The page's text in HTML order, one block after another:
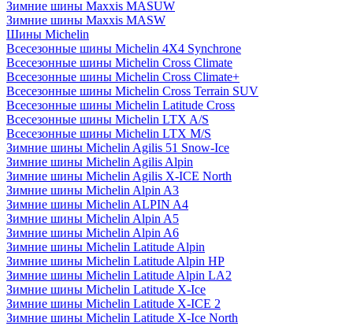
Зимние шины Maxxis MASUW
Зимние шины Maxxis MASW
Шины Michelin
Всесезонные шины Michelin 4X4 Synchrone
Всесезонные шины Michelin Cross Climate
Всесезонные шины Michelin Cross Climate+
Всесезонные шины Michelin Cross Terrain SUV
Всесезонные шины Michelin Latitude Cross
Всесезонные шины Michelin LTX A/S
Всесезонные шины Michelin LTX M/S
Зимние шины Michelin Agilis 51 Snow-Ice
Зимние шины Michelin Agilis Alpin
Зимние шины Michelin Agilis X-ICE North
Зимние шины Michelin Alpin A3
Зимние шины Michelin ALPIN A4
Зимние шины Michelin Alpin A5
Зимние шины Michelin Alpin A6
Зимние шины Michelin Latitude Alpin
Зимние шины Michelin Latitude Alpin HP
Зимние шины Michelin Latitude Alpin LA2
Зимние шины Michelin Latitude X-Ice
Зимние шины Michelin Latitude X-ICE 2
Зимние шины Michelin Latitude X-Ice North